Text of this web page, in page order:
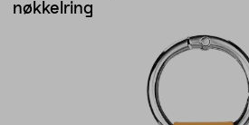
nøkkelring